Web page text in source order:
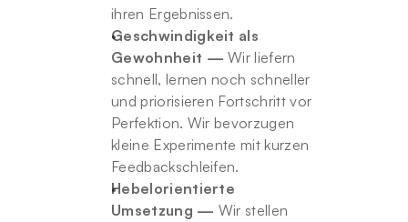
ihren Ergebnissen.
Geschwindigkeit als
Gewohnheit — Wir liefern
schnell, lernen noch schneller
und priorisieren Fortschritt vor
Perfektion. Wir bevorzugen
kleine Experimente mit kurzen
Feedbackschleifen.
Hebelorientierte
Umsetzung — Wir stellen